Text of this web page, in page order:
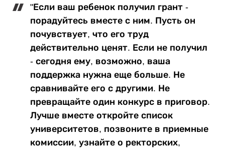
"Если ваш ребенок получил грант -
порадуйтесь вместе с ним. Пусть он
почувствует, что его труд
действительно ценят. Если не получил
- сегодня ему, возможно, ваша
поддержка нужна еще больше. Не
сравнивайте его с другими. Не
превращайте один конкурс в приговор.
Лучше вместе откройте список
университетов, позвоните в приемные
комиссии, узнайте о ректорских,